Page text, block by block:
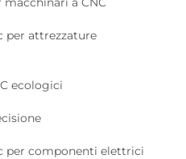
per attrezzature
ecologici
per componenti elettrici